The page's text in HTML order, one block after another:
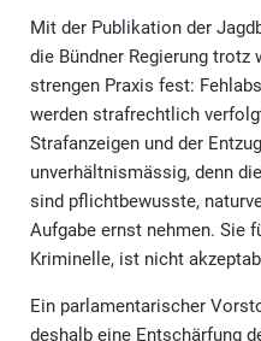
Mit der Publikation der
die Bündner Regierung
strengen Praxis fest:
werden strafrechtlich
Strafanzeigen und der
unverhältnismässig, denn
sind pflichtbewusste,
Aufgabe ernst nehmen. Sie
Kriminelle, ist nicht
Ein parlamentarischer
deshalb eine Entschärfung